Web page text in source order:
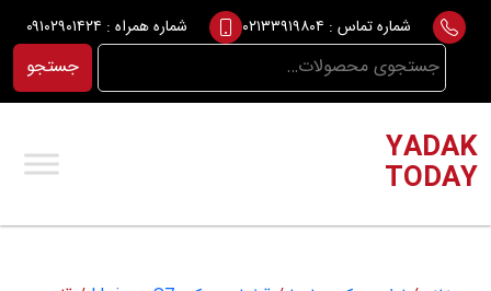
Skip
content
شماره تماس : ۰۲۱۳۳۹۱۹۸۰۴ شماره همراه : ۰۹۱۰۲۹۰۱۴۲۴
جستجو
برای:
جستجو
YADAK
TODAY